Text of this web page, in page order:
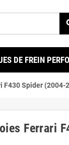
DE FREIN
F430 Spider (2004-
Ferrari